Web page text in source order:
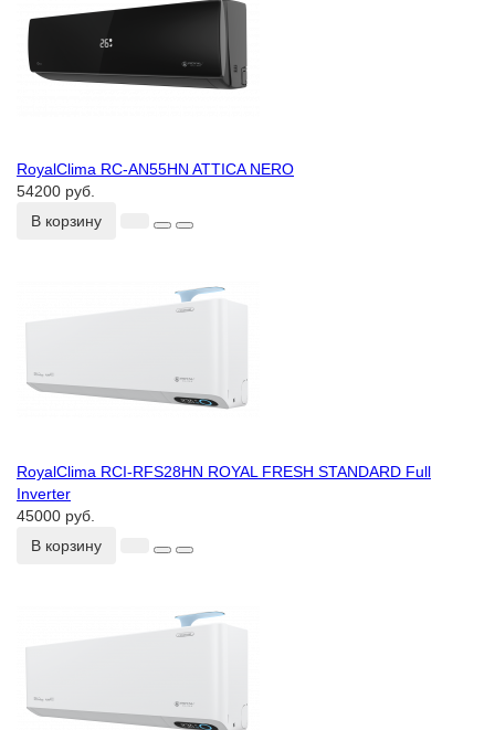
RoyalClima RC-AN55HN ATTICA NERO
54200 руб.
В корзину
RoyalClima RCI-RFS28HN ROYAL FRESH STANDARD Full
Inverter
45000 руб.
В корзину